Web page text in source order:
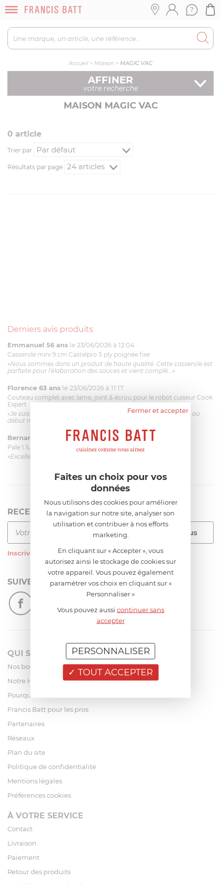
Accueil > Maison > MAGIC VAC
AFFINER
votre recherche
MAISON MAGIC VAC
0 article
Trier par
Résultats par page
Derniers avis produits
Emmanuel 56 ans le 23/06/2026 à 12:04
Casserole mini 9 cm Castelpro 5 ply poignée fixe
«Nous sommes dans un produit de haute qualité. Cette casserole est
parfaite pour l'élaboration des sauces et vient complé...»
Florence 63 ans le 23/06/2026 à 11:17
Couteau complet avec lame, joint & écrou pour le robot cuiseur Cook
Expert
«Je suis satisfaite du couteau Magimix. L'écrou est un peu dur au
début mais ça le fait. La livraison a été très rapide. ...»
Bernard le 23/06/2026 à 09:43
Pale 1.1L pour Glacier Magimix 11031/121/123/124
«Excellent: produit et livraison»
RECEVEZ LA NEWSLETTER
Inscrivez-vous à notre newsletter
SUIVEZ-NOUS
QUI SOMMES-NOUS?
Nos boutiques
Notre Histoire
Pourquoi acheter chez Francis Batt ?
Francis Batt pour les pros
Partenaires
Réseaux
Plan du site
Politique de confidentialité
Mentions légales
Préférences cookies
À VOTRE SERVICE
Contact
Livraison
Paiement
Retour des produits
Fermer et accepter
Faites un choix pour vos
données
Nous utilisons des cookies pour améliorer
la navigation sur notre site, analyser son
utilisation et contribuer à nos efforts
marketing.
En cliquant sur « Accepter », vous
autorisez ainsi le stockage de cookies sur
votre appareil. Vous pouvez également
paramétrer vos choix en cliquant sur «
Personnaliser »
Vous pouvez aussi continuer sans
accepter
TOUT ACCEPTER
PERSONNALISER